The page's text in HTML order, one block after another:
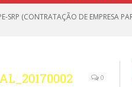
SRP (CONTRATAÇÃO DE EMPRESA
0